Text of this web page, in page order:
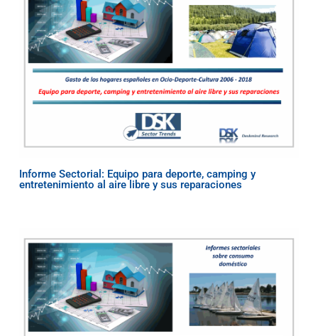
Informe Sectorial: Equipo para deporte, camping y
entretenimiento al aire libre y sus reparaciones